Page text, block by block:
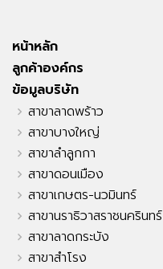
หน้าหลัก
ลูกค้าองค์กร
ข้อมูลบริษัท
สาขาลาดพร้าว
สาขาบางใหญ่
สาขาลำลูกกา
สาขาดอนเมือง
สาขาเกษตร-นวมินทร์
สาขานราธิวาสราชนครินทร์
สาขาลาดกระบัง
สาขาสำโรง